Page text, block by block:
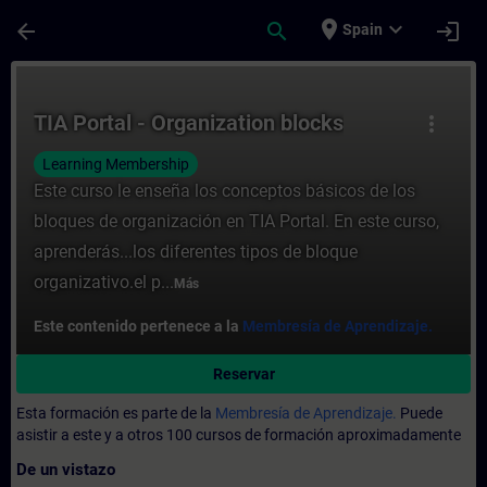
arrow_back search place Spain expand_more login
more_vert
TIA Portal - Organization blocks
Learning Membership
Este curso le enseña los conceptos básicos de los
bloques de organización en TIA Portal. En este curso,
aprenderás...los diferentes tipos de bloque
organizativo.el p... Más
Este contenido pertenece a la Membresía de Aprendizaje.
Reservar
Esta formación es parte de la Membresía de Aprendizaje. Puede
asistir a este y a otros 100 cursos de formación aproximadamente
De un vistazo